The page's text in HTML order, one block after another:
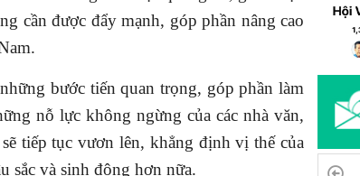
cần được đẩy mạnh, góp phần nâng cao
bước tiến quan trọng, góp phần làm
nỗ lực không ngừng của các nhà văn,
tiếp tục vươn lên, khẳng định vị thế của
sắc và sinh động hơn nữa.